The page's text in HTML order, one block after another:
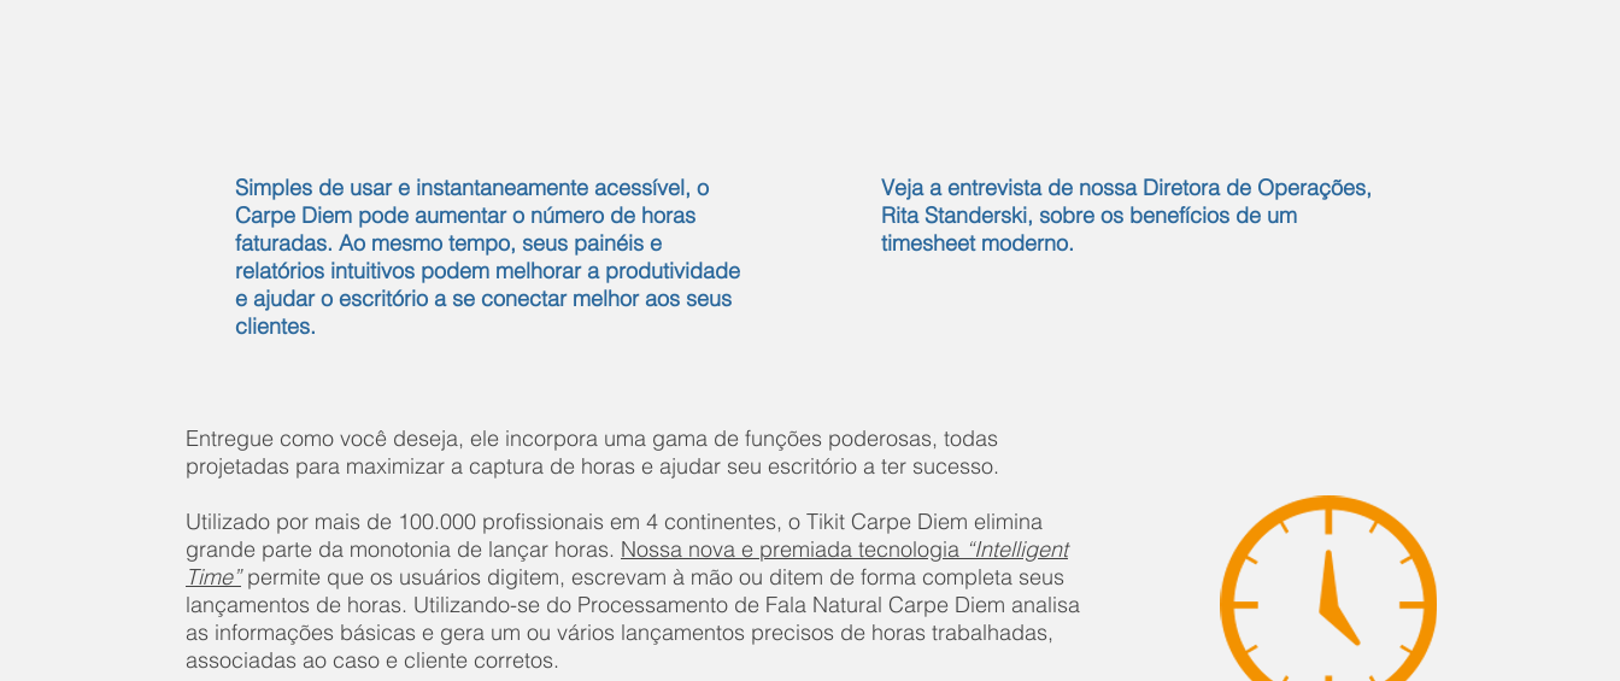
Simples de usar e instantaneamente acessível, o
Carpe Diem pode aumentar o número de horas
faturadas. Ao mesmo tempo, seus painéis e
relatórios intuitivos podem melhorar a produtividade
e ajudar o escritório a se conectar melhor aos seus
clientes.
Veja a entrevista de nossa Diretora de Operações,
Rita Standerski, sobre os benefícios de um
timesheet moderno.
Entregue como você deseja, ele incorpora uma gama de funções poderosas, todas
projetadas para maximizar a captura de horas e ajudar seu escritório a ter sucesso.
Utilizado por mais de 100.000 profissionais em 4 continentes, o Tikit Carpe Diem elimina
grande parte da monotonia de lançar horas. Nossa nova e premiada tecnologia “Intelligent
Time” permite que os usuários digitem, escrevam à mão ou ditem de forma completa seus
lançamentos de horas. Utilizando-se do Processamento de Fala Natural Carpe Diem analisa
as informações básicas e gera um ou vários lançamentos precisos de horas trabalhadas,
associadas ao caso e cliente corretos.